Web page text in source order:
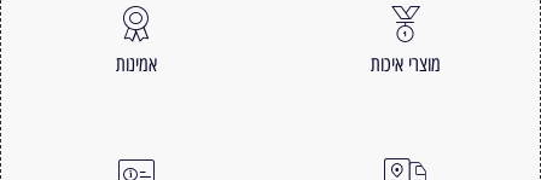
מוצרי איכות אמינות